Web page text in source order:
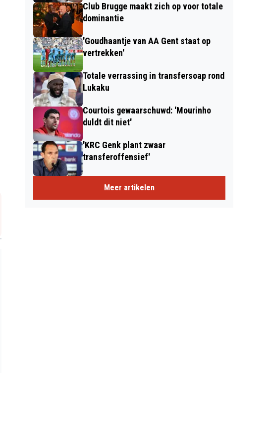
Club Brugge maakt zich op voor totale
dominantie
'Goudhaantje van AA Gent staat op
vertrekken'
Totale verrassing in transfersoap rond
Lukaku
Courtois gewaarschuwd: 'Mourinho
duldt dit niet'
'KRC Genk plant zwaar
transferoffensief'
Meer artikelen